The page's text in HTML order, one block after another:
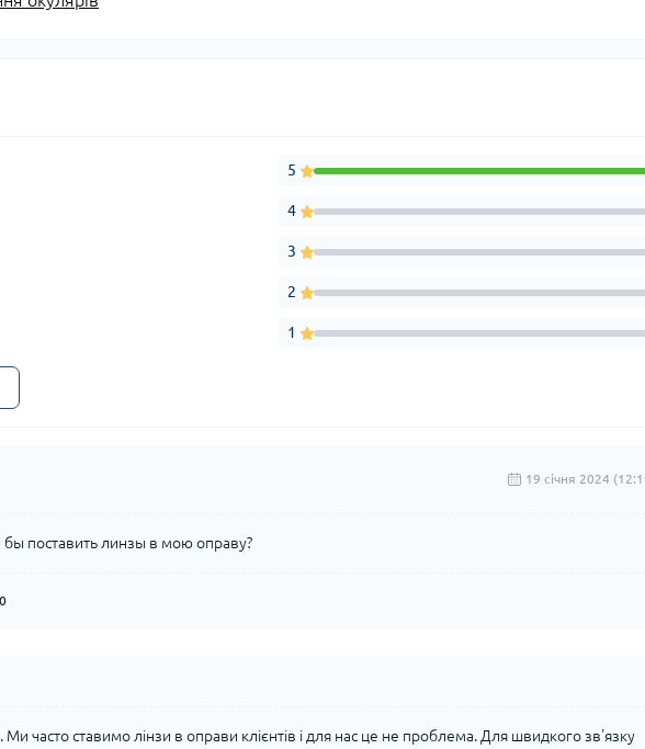
5
4
3
2
1
19 cічня 2024
поставить линзы в мою оправу?
0
Ми часто ставимо лінзи в оправи клієнтів і для нас це не проблема. Для швидкого зв'язку